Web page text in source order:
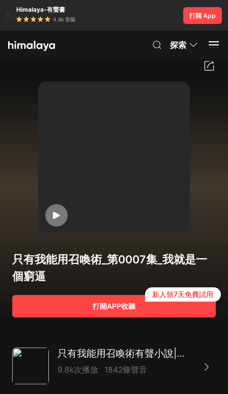
Himalaya-有聲書
4.8k 安裝
打開 App
探索
只有我能用召喚術_第0007集_我就是一
個窮逼
打開APP收聽
新人領7天免費試用
只有我能用召喚術有聲小說|遊戲異界
9.8k次播放 1842條聲音